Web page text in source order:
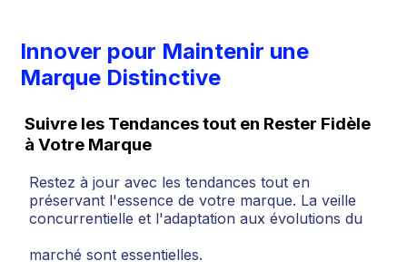
Innover pour Maintenir une
Marque Distinctive
Suivre les Tendances tout en Rester Fidèle
à Votre Marque
Restez à jour avec les tendances tout en
préservant l'essence de votre marque. La veille
concurrentielle et l'adaptation aux évolutions du
marché sont essentielles.